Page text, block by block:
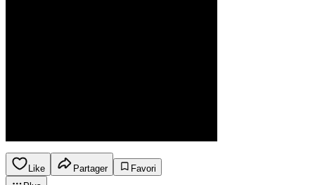
Like Partager
Favori